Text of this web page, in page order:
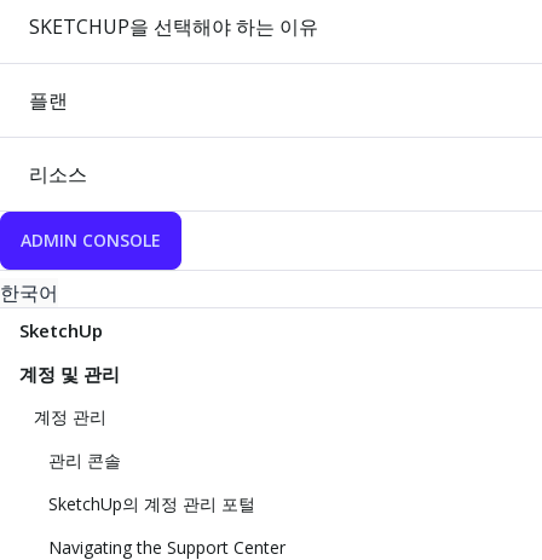
SKETCHUP을 선택해야 하는 이유
플랜
리소스
ADMIN CONSOLE
한국어
SketchUp
계정 및 관리
계정 관리
관리 콘솔
SketchUp의 계정 관리 포털
Navigating the Support Center